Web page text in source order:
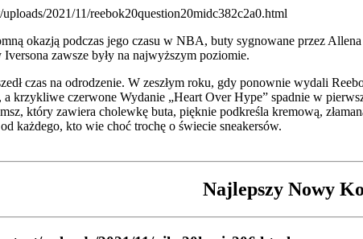
okazją podczas jego czasu w NBA, buty sygnowane przez
zawsze były na najwyższym poziomie.
czas na odrodzenie. W zeszłym roku, gdy ponownie wydali
a krzykliwe czerwone Wydanie „Heart Over Hype” spadnie w
który zawiera cholewkę buta, pięknie podkreśla kremową,
każdego, kto wie choć trochę o świecie sneakersów.
Najlepszy Nowy